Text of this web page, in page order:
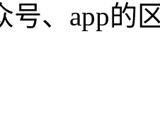
号、app的